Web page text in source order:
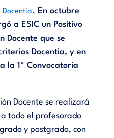
Docentia. En octubre
a ESIC un Positivo
Docente que se
Docentia, y en
la 1ª Convocatoria
Docente se realizará
todo el profesorado
y postgrado, con